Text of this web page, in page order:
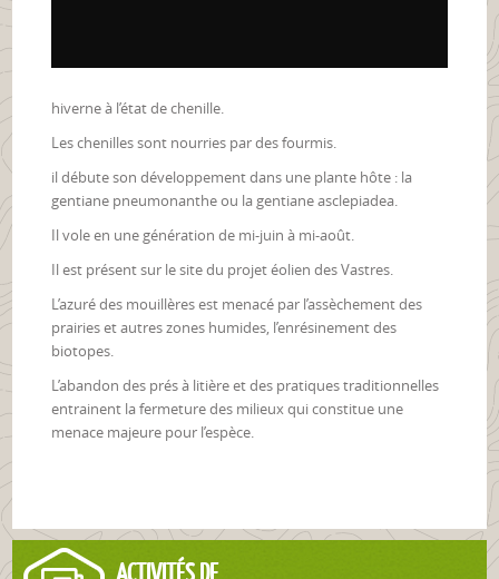
hiverne à l’état de chenille.
Les chenilles sont nourries par des fourmis.
il débute son développement dans une plante hôte : la
gentiane pneumonanthe ou la gentiane asclepiadea.
Il vole en une génération de mi-juin à mi-août.
Il est présent sur le site du projet éolien des Vastres.
L’azuré des mouillères est menacé par l’assèchement des
prairies et autres zones humides, l’enrésinement des
biotopes.
L’abandon des prés à litière et des pratiques traditionnelles
entrainent la fermeture des milieux qui constitue une
menace majeure pour l’espèce.